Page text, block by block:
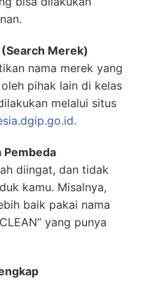
Merek)
nama merek yang
pihak lain di kelas
melalui situs
Pembeda
diingat, dan tidak
kamu. Misalnya,
baik pakai nama
yang punya